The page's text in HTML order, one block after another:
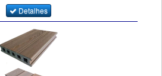
Detalhes